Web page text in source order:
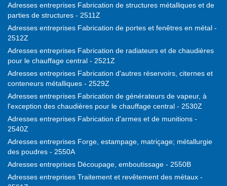
Adresses entreprises Fabrication de structures métalliques et de
parties de structures - 2511Z
Adresses entreprises Fabrication de portes et fenêtres en métal -
2512Z
Adresses entreprises Fabrication de radiateurs et de chaudières
pour le chauffage central - 2521Z
Adresses entreprises Fabrication d'autres réservoirs, citernes et
conteneurs métalliques - 2529Z
Adresses entreprises Fabrication de générateurs de vapeur, à
l'exception des chaudières pour le chauffage central - 2530Z
Adresses entreprises Fabrication d'armes et de munitions -
2540Z
Adresses entreprises Forge, estampage, matriçage; métallurgie
des poudres - 2550A
Adresses entreprises Découpage, emboutissage - 2550B
Adresses entreprises Traitement et revêtement des métaux -